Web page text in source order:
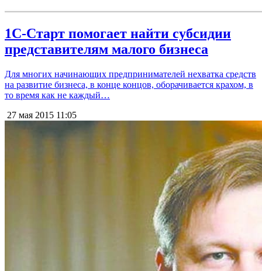
1С-Старт помогает найти субсидии
представителям малого бизнеса
Для многих начинающих предпринимателей нехватка средств
на развитие бизнеса, в конце концов, оборачивается крахом, в
то время как не каждый…
27 мая 2015 11:05